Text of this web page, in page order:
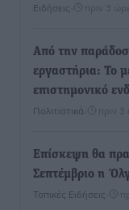
Ειδήσεις πριν 3 ώρες
Από την
εργαστήρια: Το
επιστημονικό
Πολιτιστικά πριν 3
Επίσκεψη θα
Σεπτέμβριο η
Τοπικές Ειδήσεις